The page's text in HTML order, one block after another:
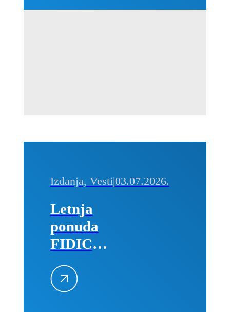
2026.
Izdanja, Vesti|03.07.2026.
Letnja
ponuda
FIDIC
izdanja